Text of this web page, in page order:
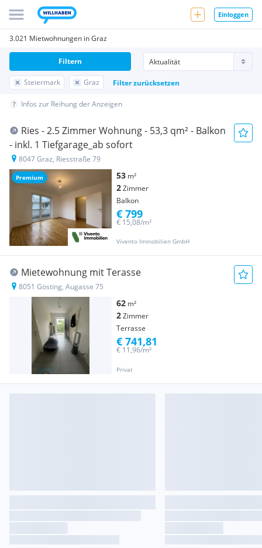
Einloggen
3.021 Mietwohnungen in Graz
Steiermark Graz Filter zurücksetzen
Filtern
Infos zur Reihung der Anzeigen
Premium
Ries - 2.5 Zimmer Wohnung - 53,3 qm² - Balkon
- inkl. 1 Tiefgarage_ab sofort
8047 Graz, Riesstraße 79
53 m²
2Zimmer
Balkon
Vivento Immobilien GmbH
€ 15,08/m²
€ 799
Mietewohnung mit Terasse
8051 Gösting, Augasse 75
62 m²
2Zimmer
Terrasse
Privat
€ 11,96/m²
€ 741,81